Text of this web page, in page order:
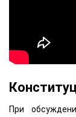
При